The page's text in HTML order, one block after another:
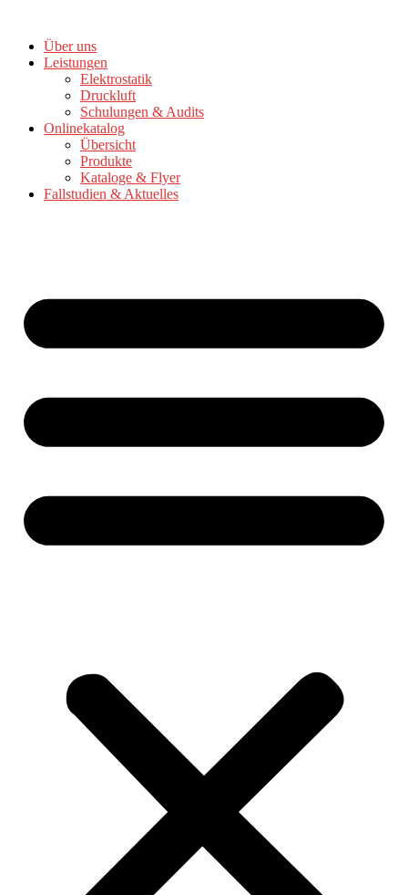
springenÜber uns
Leistungen
Elektrostatik
Druckluft
Schulungen & Audits
Onlinekatalog
Übersicht
Produkte
Kataloge & Flyer
Fallstudien & Aktuelles